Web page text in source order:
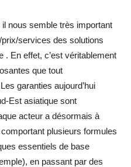
nous semble très important
prix/services des solutions
. En effet, c’est véritablement
que tout
garanties aujourd’hui
Est asiatique sont
acteur a désormais à
plusieurs formules
essentiels de base
en passant par des